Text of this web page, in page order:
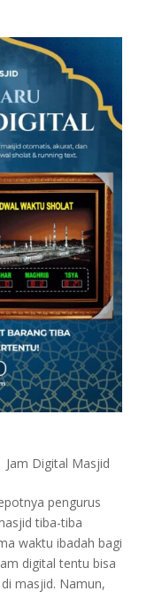
Jam Digital Masjid
pengurus
tiba-tiba
waktu ibadah bagi
digital tentu bisa
masjid. Namun,